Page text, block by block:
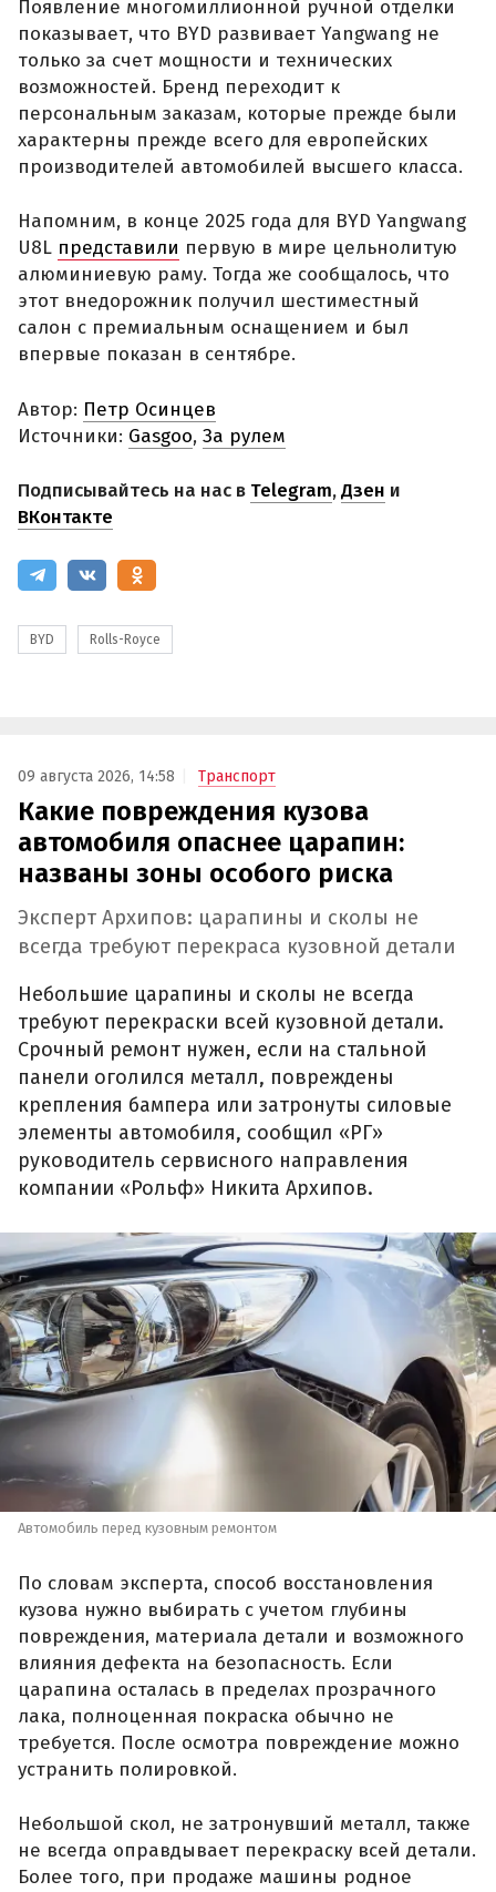
Появление многомиллионной ручной отделки
показывает, что BYD развивает Yangwang не
только за счет мощности и технических
возможностей. Бренд переходит к
персональным заказам, которые прежде были
характерны прежде всего для европейских
производителей автомобилей высшего класса.
Напомним, в конце 2025 года для BYD Yangwang
U8L представили первую в мире цельнолитую
алюминиевую раму. Тогда же сообщалось, что
этот внедорожник получил шестиместный
салон с премиальным оснащением и был
впервые показан в сентябре.
Автор: Петр Осинцев
Источники: Gasgoo, За рулем
Подписывайтесь на нас в Telegram,Дзен и
ВКонтакте
BYD Rolls-Royce
09 августа 2026, 14:58 Транспорт
Какие повреждения кузова
автомобиля опаснее царапин:
названы зоны особого риска
Эксперт Архипов: царапины и сколы не
всегда требуют перекраса кузовной детали
Небольшие царапины и сколы не всегда
требуют перекраски всей кузовной детали.
Срочный ремонт нужен, если на стальной
панели оголился металл, повреждены
крепления бампера или затронуты силовые
элементы автомобиля, сообщил «РГ»
руководитель сервисного направления
компании «Рольф» Никита Архипов.
Автомобиль перед кузовным ремонтом
По словам эксперта, способ восстановления
кузова нужно выбирать с учетом глубины
повреждения, материала детали и возможного
влияния дефекта на безопасность. Если
царапина осталась в пределах прозрачного
лака, полноценная покраска обычно не
требуется. После осмотра повреждение можно
устранить полировкой.
Небольшой скол, не затронувший металл, также
не всегда оправдывает перекраску всей детали.
Более того, при продаже машины родное